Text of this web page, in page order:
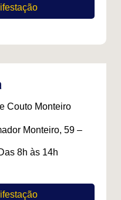
Couto Monteiro
Monteiro, 59 –
8h às 14h